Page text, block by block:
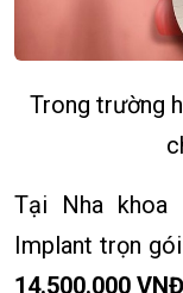
Trong trường
Tại Nha khoa
Implant trọn
14.500.000